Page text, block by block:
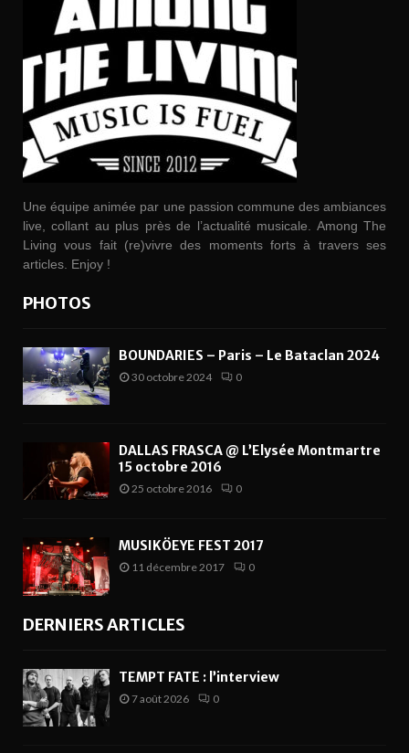
Une équipe animée par une passion commune des ambiances
live, collant au plus près de l’actualité musicale. Among The
Living vous fait (re)vivre des moments forts à travers ses
articles. Enjoy !
PHOTOS
BOUNDARIES – Paris – Le Bataclan 2024
30 octobre 2024 0
DALLAS FRASCA @ L’Elysée Montmartre
15 octobre 2016
25 octobre 2016 0
MUSIKÖEYE FEST 2017
11 décembre 2017 0
DERNIERS ARTICLES
TEMPT FATE : l’interview
7 août 2026 0